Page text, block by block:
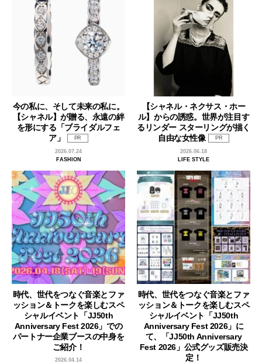
今の私に、そして未来の私に。
【シャネル】が贈る、永遠の絆
を形にする「ブライダルフェ
ア」
PR
2026.07.24
FASHION
【シャネル・ネクサス・ホー
ル】からの誘惑。世界が注目す
るリンダー スターリングが描く
自由な女性像
PR
2026.06.18
LIFE STYLE
時代、世代をつなぐ音楽とファ
ッション＆トークを楽しむスペ
シャルイベント「JJ50th
Anniversary Fest 2026」での
パートナー企業ブースの中身を
ご紹介！
2026.04.14
時代、世代をつなぐ音楽とファ
ッション＆トークを楽しむスペ
シャルイベント「JJ50th
Anniversary Fest 2026」に
て、「JJ50th Anniversary
Fest 2026」公式グッズ販売決
定！